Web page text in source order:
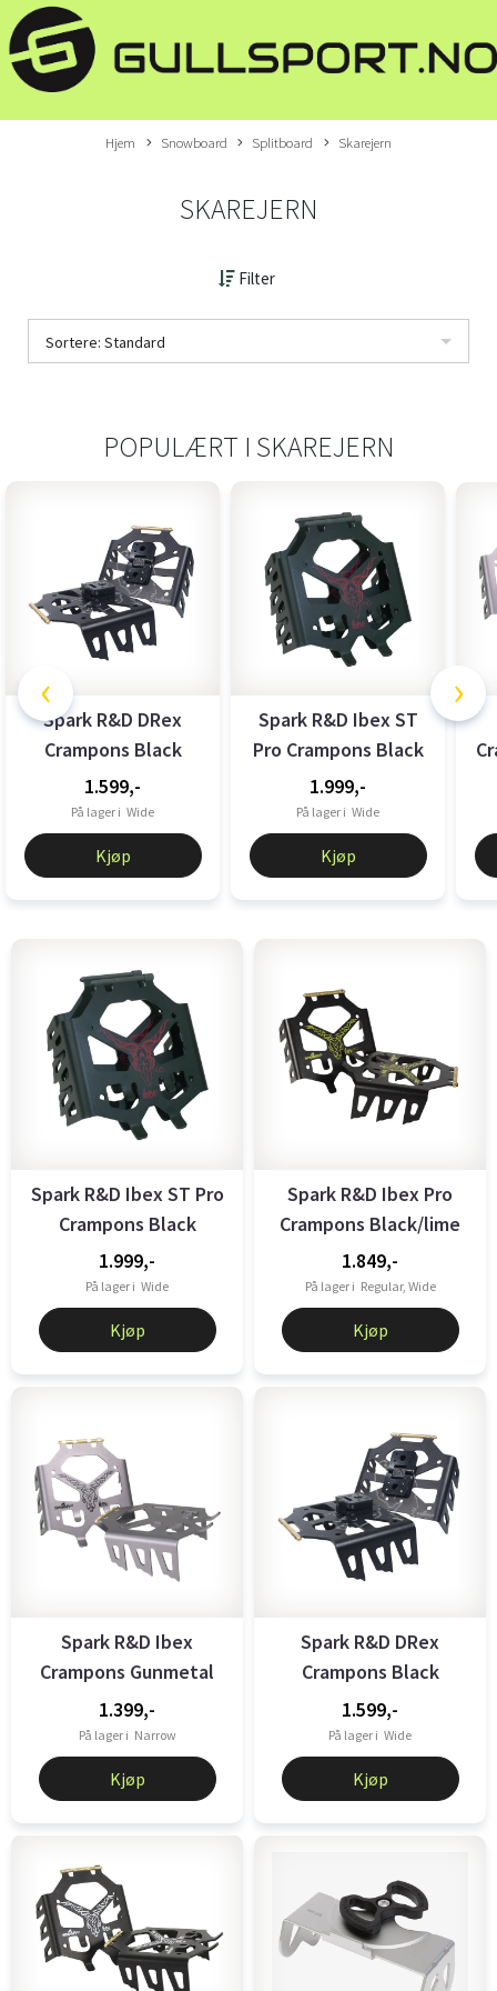
Hjem Snowboard Splitboard Skarejern
SKAREJERN
Filter
Sortere: Standard
POPULÆRT I SKAREJERN
Spark R&D DRex
Crampons Black
1.599,-
På lager i Wide
Kjøp
Spark R&D Ibex ST
Pro Crampons Black
1.999,-
På lager i Wide
Kjøp
‹ ›
Spark R&D Ibex ST Pro
Crampons Black
1.999,-
På lager i Wide
Kjøp
Spark R&D Ibex Pro
Crampons Black/lime
1.849,-
På lager i Regular, Wide
Kjøp
Spark R&D Ibex
Crampons Gunmetal
1.399,-
På lager i Narrow
Kjøp
Spark R&D DRex
Crampons Black
1.599,-
På lager i Wide
Kjøp